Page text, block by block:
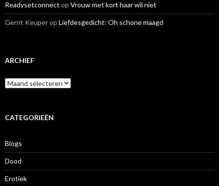
Readysetconnect op Vrouw met kort haar wil niet
Gerrit Keuperop Liefdesgedicht: Oh schone maagd
ARCHIEF
A
r
iCATEGORIEËN
Blogs
Dood
Erotiek